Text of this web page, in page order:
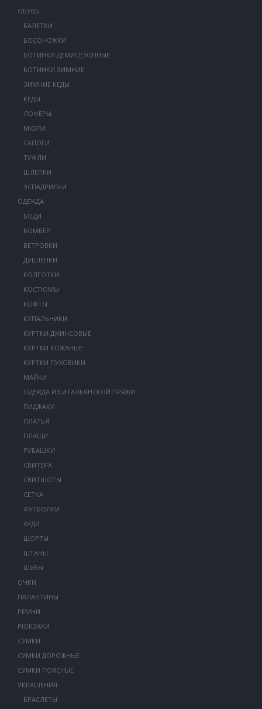
ОБУВЬ
БАЛЕТКИ
БОСОНОЖКИ
БОТИНКИ ДЕМИСЕЗОННЫЕ
БОТИНКИ ЗИМНИЕ
ЗИМНИЕ КЕДЫ
КЕДЫ
ЛОФЕРЫ
МЮЛИ
САПОГИ
ТУФЛИ
ШЛЕПКИ
ЭСПАДРИЛЬИ
ОДЕЖДА
БОДИ
БОМБЕР
ВЕТРОВКИ
ДУБЛЕНКИ
КОЛГОТКИ
КОСТЮМЫ
КОФТЫ
КУПАЛЬНИКИ
КУРТКИ ДЖИНСОВЫЕ
КУРТКИ КОЖАНЫЕ
КУРТКИ ПУХОВИКИ
МАЙКИ
ОДЕЖДА ИЗ ИТАЛЬЯНСКОЙ ПРЯЖИ
ПИДЖАКИ
ПЛАТЬЯ
ПЛАЩИ
РУБАШКИ
СВИТЕРА
СВИТШОТЫ
СЕТКА
ФУТБОЛКИ
ХУДИ
ШОРТЫ
ШТАНЫ
ШУБЫ
ОЧКИ
ПАЛАНТИНЫ
РЕМНИ
РЮКЗАКИ
СУМКИ
СУМКИ ДОРОЖНЫЕ
СУМКИ ПОЯСНЫЕ
УКРАШЕНИЯ
БРАСЛЕТЫ